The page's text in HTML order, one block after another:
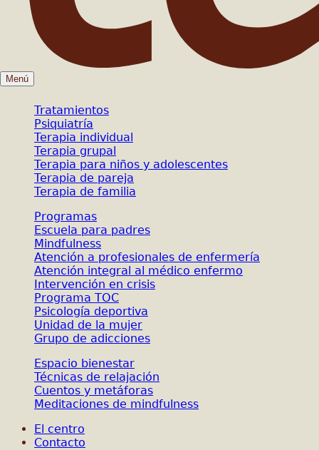
Menú
Tratamientos
Psiquiatría
Terapia individual
Terapia grupal
Terapia para niños y adolescentes
Terapia de pareja
Terapia de familia
Programas
Escuela para padres
Mindfulness
Atención a profesionales de enfermería
Atención integral al médico enfermo
Intervención en crisis
Programa TOC
Psicología deportiva
Unidad de la mujer
Grupo de adicciones
Espacio bienestar
Técnicas de relajación
Cuentos y metáforas
Meditaciones de mindfulness
El centro
Contacto